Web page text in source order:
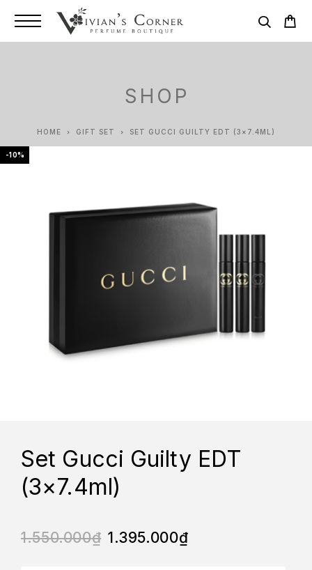
SHOP
HOME GIFT SET SET GUCCI GUILTY EDT (3×7.4ML)
-10%
Set Gucci Guilty EDT
(3×7.4ml)
1.550.000₫ 1.395.000₫